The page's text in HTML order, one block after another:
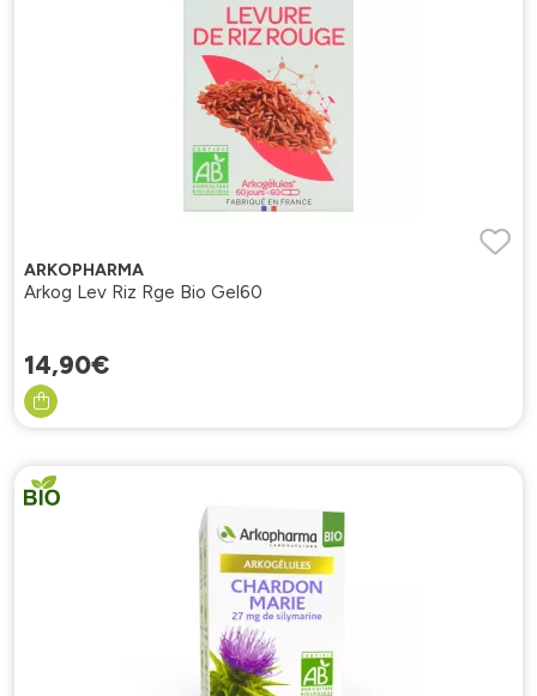
ARKOPHARMA
Arkog Lev Riz Rge Bio Gel60
14,90€